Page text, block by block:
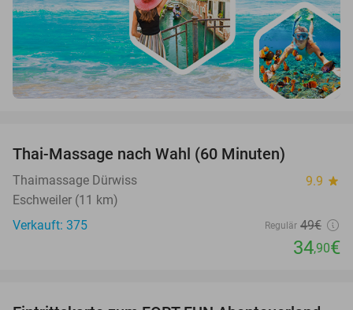
Thai-Massage nach Wahl (60 Minuten)
Thaimassage Dürwiss 9.9 star
Eschweiler (11 km)
Verkauft: 375
Regulär 49€
34,90€